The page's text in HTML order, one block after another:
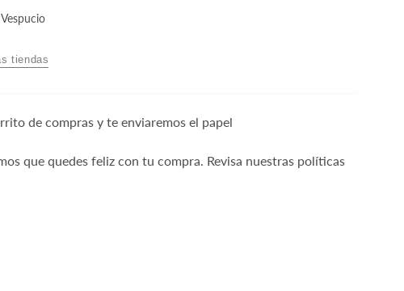
tiendas
de compras y te enviaremos el papel
que quedes feliz con tu compra. Revisa nuestras políticas